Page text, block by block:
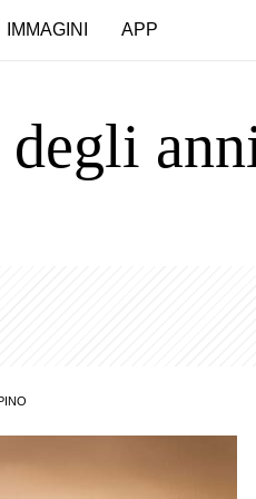
IMMAGINI APP